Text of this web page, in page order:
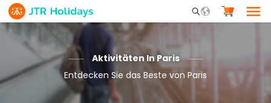
Mobile Search
Aktivitäten In Paris
Entdecken Sie das Beste von Paris